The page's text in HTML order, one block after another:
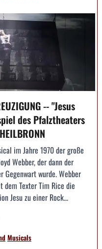
-- "Jesus
des Pfalztheaters
im Jahre 1970 der große
Webber, der dann der
wurde. Webber
dem Texter Tim Rice die
Jesu zu einer Rock...
Musicals